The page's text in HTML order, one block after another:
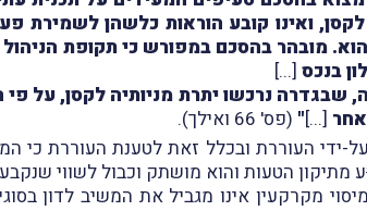
ואינו קובע הוראות כלשהן לשמירת
מובהר בהסכם במפורש כי תקופת
בנכס [...]
שבגדרה נרכשו יתרת מניותיה לקסן, על
[...]
" (פס' 66 ואילך).
ידי העוררת ובכלל זאת לטענת העוררת
הטעות והוא מושתק וכבול לשווי
לקבל את טענתה האמורה של העוררת, שכּן סעיף 87 לחוק מיסוי מקרקעין אינו